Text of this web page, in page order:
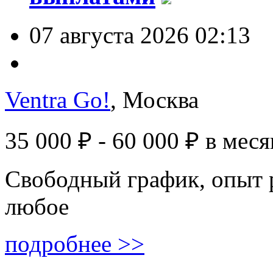
07 августа 2026 02:13
Ventra Go!, Москва
35 000 ₽ - 60 000 ₽ в
Свободный график, опыт
любое
подробнее >>